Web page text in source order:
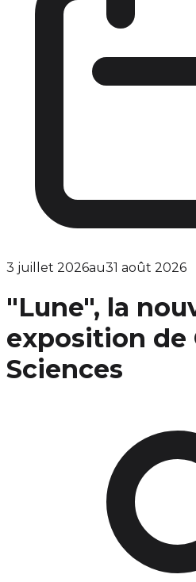
3 juillet 2026au31 août 2026
"Lune", la
exposition de
Sciences